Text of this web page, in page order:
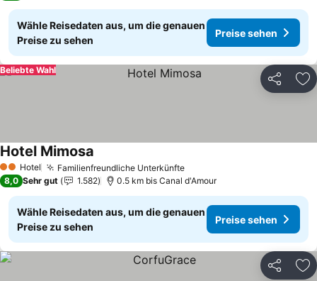
Wähle Reisedaten aus, um die genauen
Preise zu sehen
Preise sehen
Teilen
Beliebte Wahl
2 Sterne
Hotel Familienfreundliche Unterkünfte
Hotel Mimosa
8,0 Sehr gut 1.582 0.5 km bis Canal d'Amour
Wähle Reisedaten aus, um die genauen
Preise zu sehen
Preise sehen
Teilen